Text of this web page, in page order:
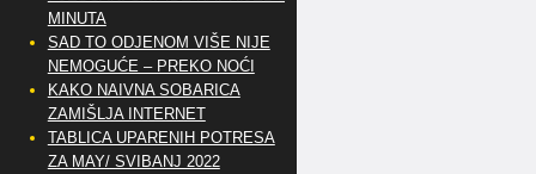
MINUTA
SAD TO ODJENOM VIŠE NIJE
NEMOGUĆE – PREKO NOĆI
KAKO NAIVNA SOBARICA
ZAMIŠLJA INTERNET
TABLICA UPARENIH POTRESA
ZA MAY/ SVIBANJ 2022